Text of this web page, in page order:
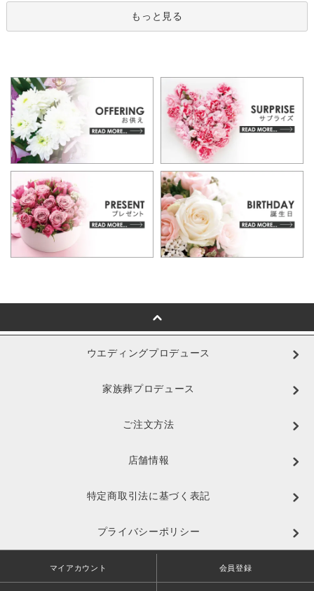
もっと見る
ウエディングプロデュース
家族葬プロデュース
ご注文方法
店舗情報
特定商取引法に基づく表記
プライバシーポリシー
マイアカウント 会員登録